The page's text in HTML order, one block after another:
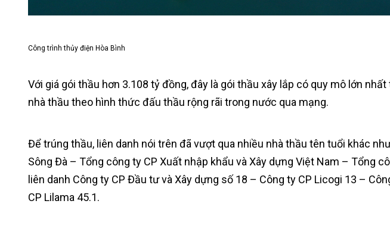
Công trình thủy điện Hòa Bình
Với giá gói thầu hơn 3.108 tỷ đồng, đây là gói thầu xây lắp có quy mô lớn
nhà thầu theo hình thức đấu thầu rộng rãi trong nước qua mạng.
Để trúng thầu, liên danh nói trên đã vượt qua nhiều nhà thầu tên tuổi khác
Sông Đà – Tổng công ty CP Xuất nhập khẩu và Xây dựng Việt Nam – Tổng
liên danh Công ty CP Đầu tư và Xây dựng số 18 – Công ty CP Licogi 13 –
CP Lilama 45.1.